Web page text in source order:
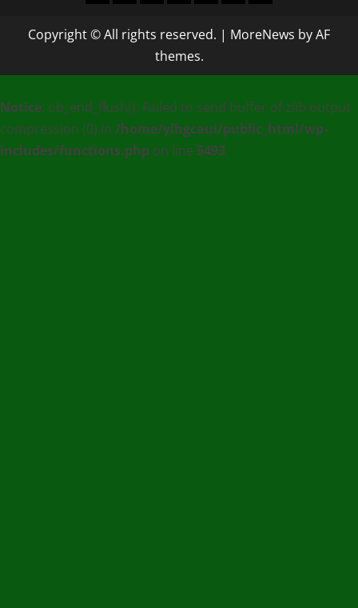
–
PLUS
:
Agence
de
Copyright © All rights reserved. | MoreNews by AF
themes.
Notice: ob_end_flush(): Failed to send buffer of zlib output
compression (0) in /home/ylhgcaui/public_html/wp-
includes/functions.php on line 5493